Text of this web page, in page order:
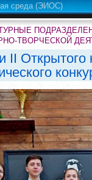
среда (ЭИОС)
ТВОРЧЕСКОЙ
II Открытого